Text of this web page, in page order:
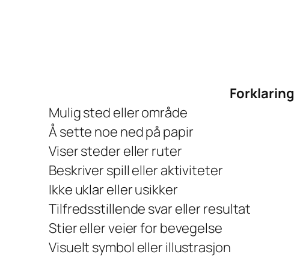
Forklaring
Mulig sted eller område
Å sette noe ned på papir
Viser steder eller ruter
Beskriver spill eller aktiviteter
Ikke uklar eller usikker
Tilfredsstillende svar eller resultat
Stier eller veier for bevegelse
Visuelt symbol eller illustrasjon